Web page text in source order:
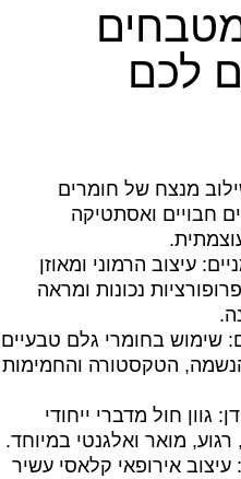
לכם
מנצח של חומרים
חבויים ואסתטיקה
עיצוב הרמוני ומאוזן
נכונות ומראה
שימוש בחומרי גלם טבעיים
הטקסטורה והחמימות
גוון חול מדברי ייחודי
מואר ואלגנטי במיוחד.
אירופאי קלאסי עשיר